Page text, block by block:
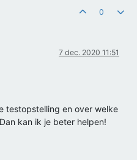
0
7 dec. 2020 11:51
testopstelling en over welke
kan ik je beter helpen!